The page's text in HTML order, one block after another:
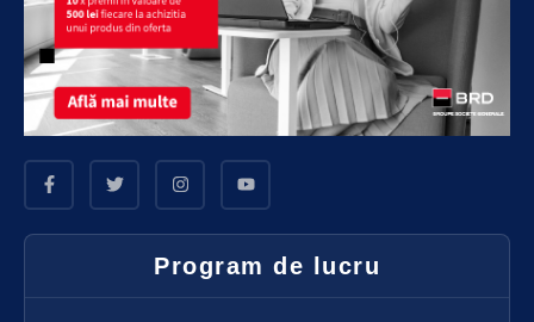
Program de lucru